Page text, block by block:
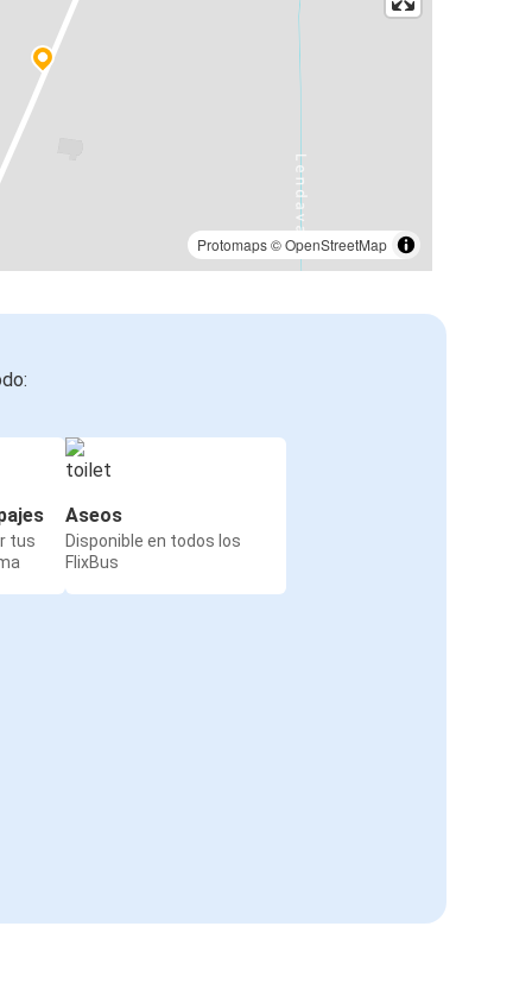
Protomaps©OpenStreetMap
tus
Aseos
Disponible en todos los
FlixBus